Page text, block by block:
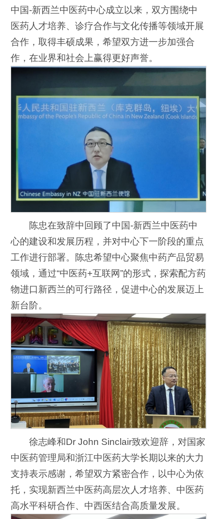
中国-新西兰中医药中心成立以来，双方围绕中
医药人才培养、诊疗合作与文化传播等领域开展
合作，取得丰硕成果，希望双方进一步加强合
作，在业界和社会上赢得更好声誉。
陈忠在致辞中回顾了中国-新西兰中医药中
心的建设和发展历程，并对中心下一阶段的重点
工作进行部署。陈忠希望中心聚焦中药产品贸易
领域，通过“中医药+互联网”的形式，探索配方药
物进口新西兰的可行路径，促进中心的发展迈上
新台阶。
徐志峰和Dr John Sinclair致欢迎辞，对国家
中医药管理局和浙江中医药大学长期以来的大力
支持表示感谢，希望双方紧密合作，以中心为依
托，实现新西兰中医药高层次人才培养、中医药
高水平科研合作、中西医结合高质量发展。